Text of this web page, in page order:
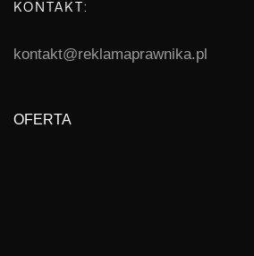
KONTAKT:
kontakt@reklamaprawnika.pl
OFERTA